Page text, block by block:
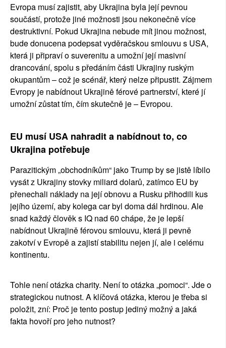
Evropa musí zajistit, aby Ukrajina byla její pevnou
součástí, protože jiné možnosti jsou nekonečně více
destruktivní. Pokud Ukrajina nebude mít jinou možnost,
bude donucena podepsat vyděračskou smlouvu s USA,
která ji připraví o suverenitu a umožní její masivní
drancování, spolu s předáním části Ukrajiny ruským
okupantům – což je scénář, který nelze připustit. Zájmem
Evropy je nabídnout Ukrajině férové partnerství, které jí
umožní zůstat tím, čím skutečně je – Evropou.
EU musí USA nahradit a nabídnout to, co
Ukrajina potřebuje
Parazitickým „obchodníkům“ jako Trump by se jistě líbilo
vysát z Ukrajiny stovky miliard dolarů, zatímco EU by
přenechali náklady na její obnovu a Rusku přihodili kus
jejího území, aby kolega car byl doma dál hrdinou. Ale
snad každý člověk s IQ nad 60 chápe, že je lepší
nabídnout Ukrajině férovou smlouvu, která ji pevně
zakotví v Evropě a zajistí stabilitu nejen jí, ale i celému
kontinentu.
Tohle není otázka charity. Není to otázka „pomoci“. Jde o
strategickou nutnost. A klíčová otázka, kterou je třeba si
položit, zní: Proč je tento postup jediný možný a jaká
fakta hovoří pro jeho nutnost?